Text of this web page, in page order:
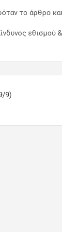
το άρθρο
εθισμού
9)